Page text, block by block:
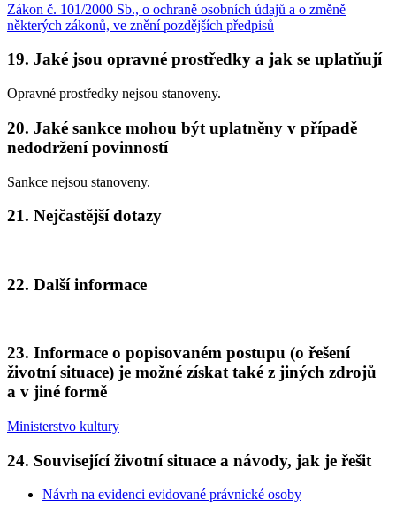
Zákon č. 101/2000 Sb., o ochraně osobních údajů a o změně
některých zákonů, ve znění pozdějších předpisů
19. Jaké jsou opravné prostředky a jak se uplatňují
Opravné prostředky nejsou stanoveny.
20. Jaké sankce mohou být uplatněny v případě
nedodržení povinností
Sankce nejsou stanoveny.
21. Nejčastější dotazy
22. Další informace
23. Informace o popisovaném postupu (o řešení
životní situace) je možné získat také z jiných zdrojů
a v jiné formě
Ministerstvo kultury
24. Související životní situace a návody, jak je řešit
Návrh na evidenci evidované právnické osoby